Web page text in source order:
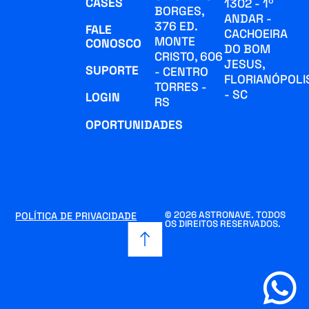
FALE
CONOSCO
SUPORTE
LOGIN
OPORTUNIDADES
BORGES,
376 ED.
MONTE
CRISTO, 606
- CENTRO
TORRES -
RS
1302 - 1º
ANDAR -
CACHOEIRA
DO BOM
JESUS,
- SC
© 2026 ASTRONAVE. TODOS
OS DIREITOS RESERVADOS.
POLÍTICA DE PRIVACIDADE